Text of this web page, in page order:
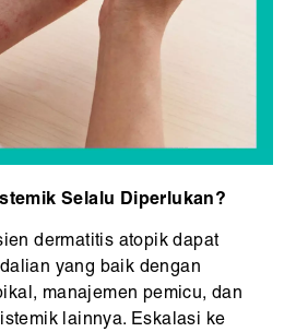
Selalu Diperlukan?
dermatitis atopik dapat
yang baik dengan
manajemen pemicu, dan
lainnya. Eskalasi ke